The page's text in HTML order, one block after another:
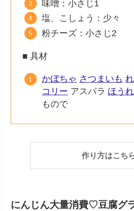
味噌：小さじ1
塩、こしょう：少々
粉チーズ：小さじ2
■ 具材
かぼちゃ さつまいも
コリー アスパラ ほう
もので
作り方はこち
にんじん大量消費♡豆腐グ